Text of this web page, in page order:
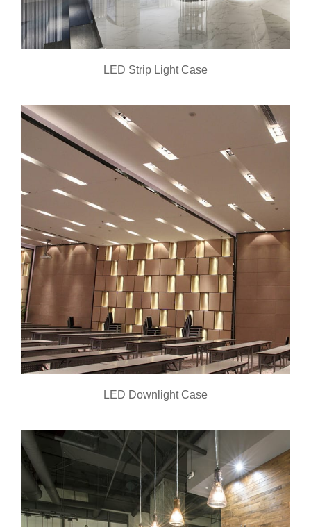
LED Strip Light Case
LED Downlight Case